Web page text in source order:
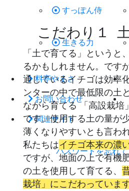
すっぽん侍
生きる力
料亭やまさ
お問い合わせ
関連サイト
パスワードを忘れ
こだわり１
「土で育てる」というと
るかもしれません。です
通しているイチゴは効率
ンターの中で最低限の土
ながら育てる 「高設栽培
です。使用する土の量が
薄くなりやすいとも言わ
私たちはイチゴ本来の濃
ですが、地面の上で有機
の土を使用して育てる、
栽培」にこだわっていま